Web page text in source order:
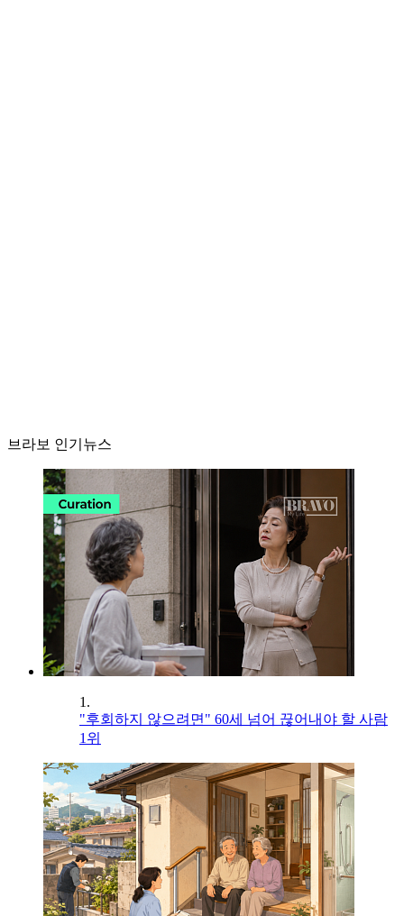
브라보 인기뉴스
1.
"후회하지 않으려면" 60세 넘어 끊어내야 할 사람
1위